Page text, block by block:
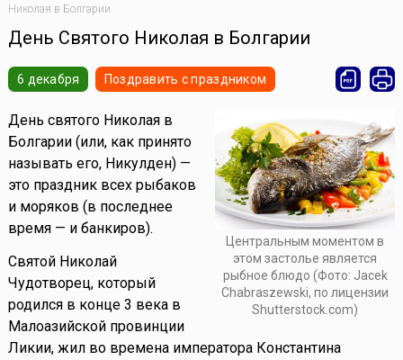
Николая в Болгарии
День Святого Николая в Болгарии
6 декабря Поздравить с праздником
Центральным моментом в
этом застолье является
рыбное блюдо (Фото: Jacek
Chabraszewski, по лицензии
Shutterstock.com)
День святого Николая в
Болгарии (или, как принято
называть его, Никулден) —
это праздник всех рыбаков
и моряков (в последнее
время — и банкиров).
Святой Николай
Чудотворец, который
родился в конце 3 века в
Малоазийской провинции
Ликии, жил во времена императора Константина